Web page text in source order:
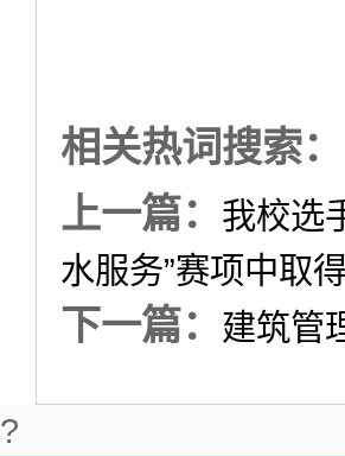
相关热词搜索：
上一篇：
我校选
水服务”赛项中取
下一篇： 建筑管
?